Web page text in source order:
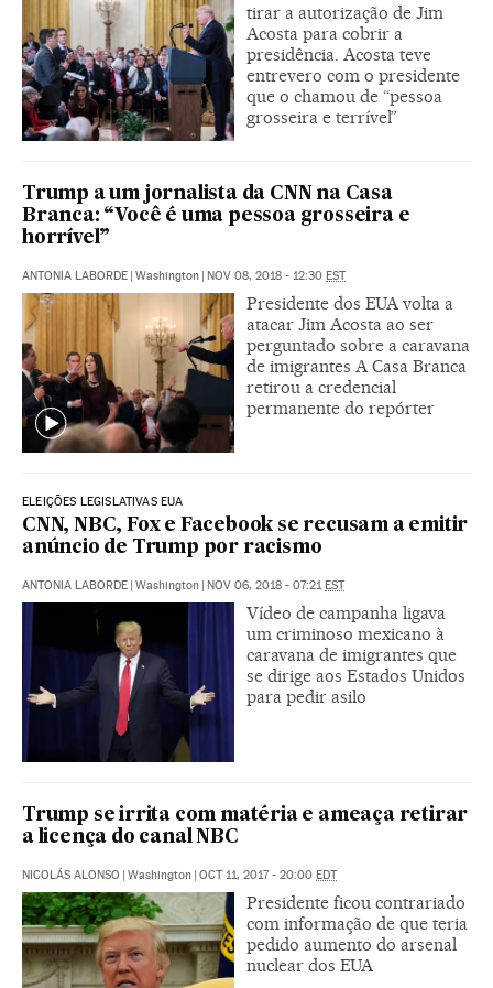
tirar a autorização de Jim
Acosta para cobrir a
presidência. Acosta teve
entrevero com o presidente
que o chamou de “pessoa
grosseira e terrível”
Trump a um jornalista da CNN na Casa
Branca: “Você é uma pessoa grosseira e
horrível”
ANTONIA LABORDE Washington NOV 08, 2018 - 12:30 EST
Presidente dos EUA volta a
atacar Jim Acosta ao ser
perguntado sobre a caravana
de imigrantes A Casa Branca
retirou a credencial
permanente do repórter
ELEIÇÕES LEGISLATIVAS EUA
CNN, NBC, Fox e Facebook se recusam a emitir
anúncio de Trump por racismo
ANTONIA LABORDE | Washington | NOV 06, 2018 - 07:21EST
Vídeo de campanha ligava
um criminoso mexicano à
caravana de imigrantes que
se dirige aos Estados Unidos
para pedir asilo
Trump se irrita com matéria e ameaça retirar
a licença do canal NBC
NICOLÁS ALONSO | Washington | OCT 11, 2017 - 20:00 EDT
Presidente ficou contrariado
com informação de que teria
pedido aumento do arsenal
nuclear dos EUA